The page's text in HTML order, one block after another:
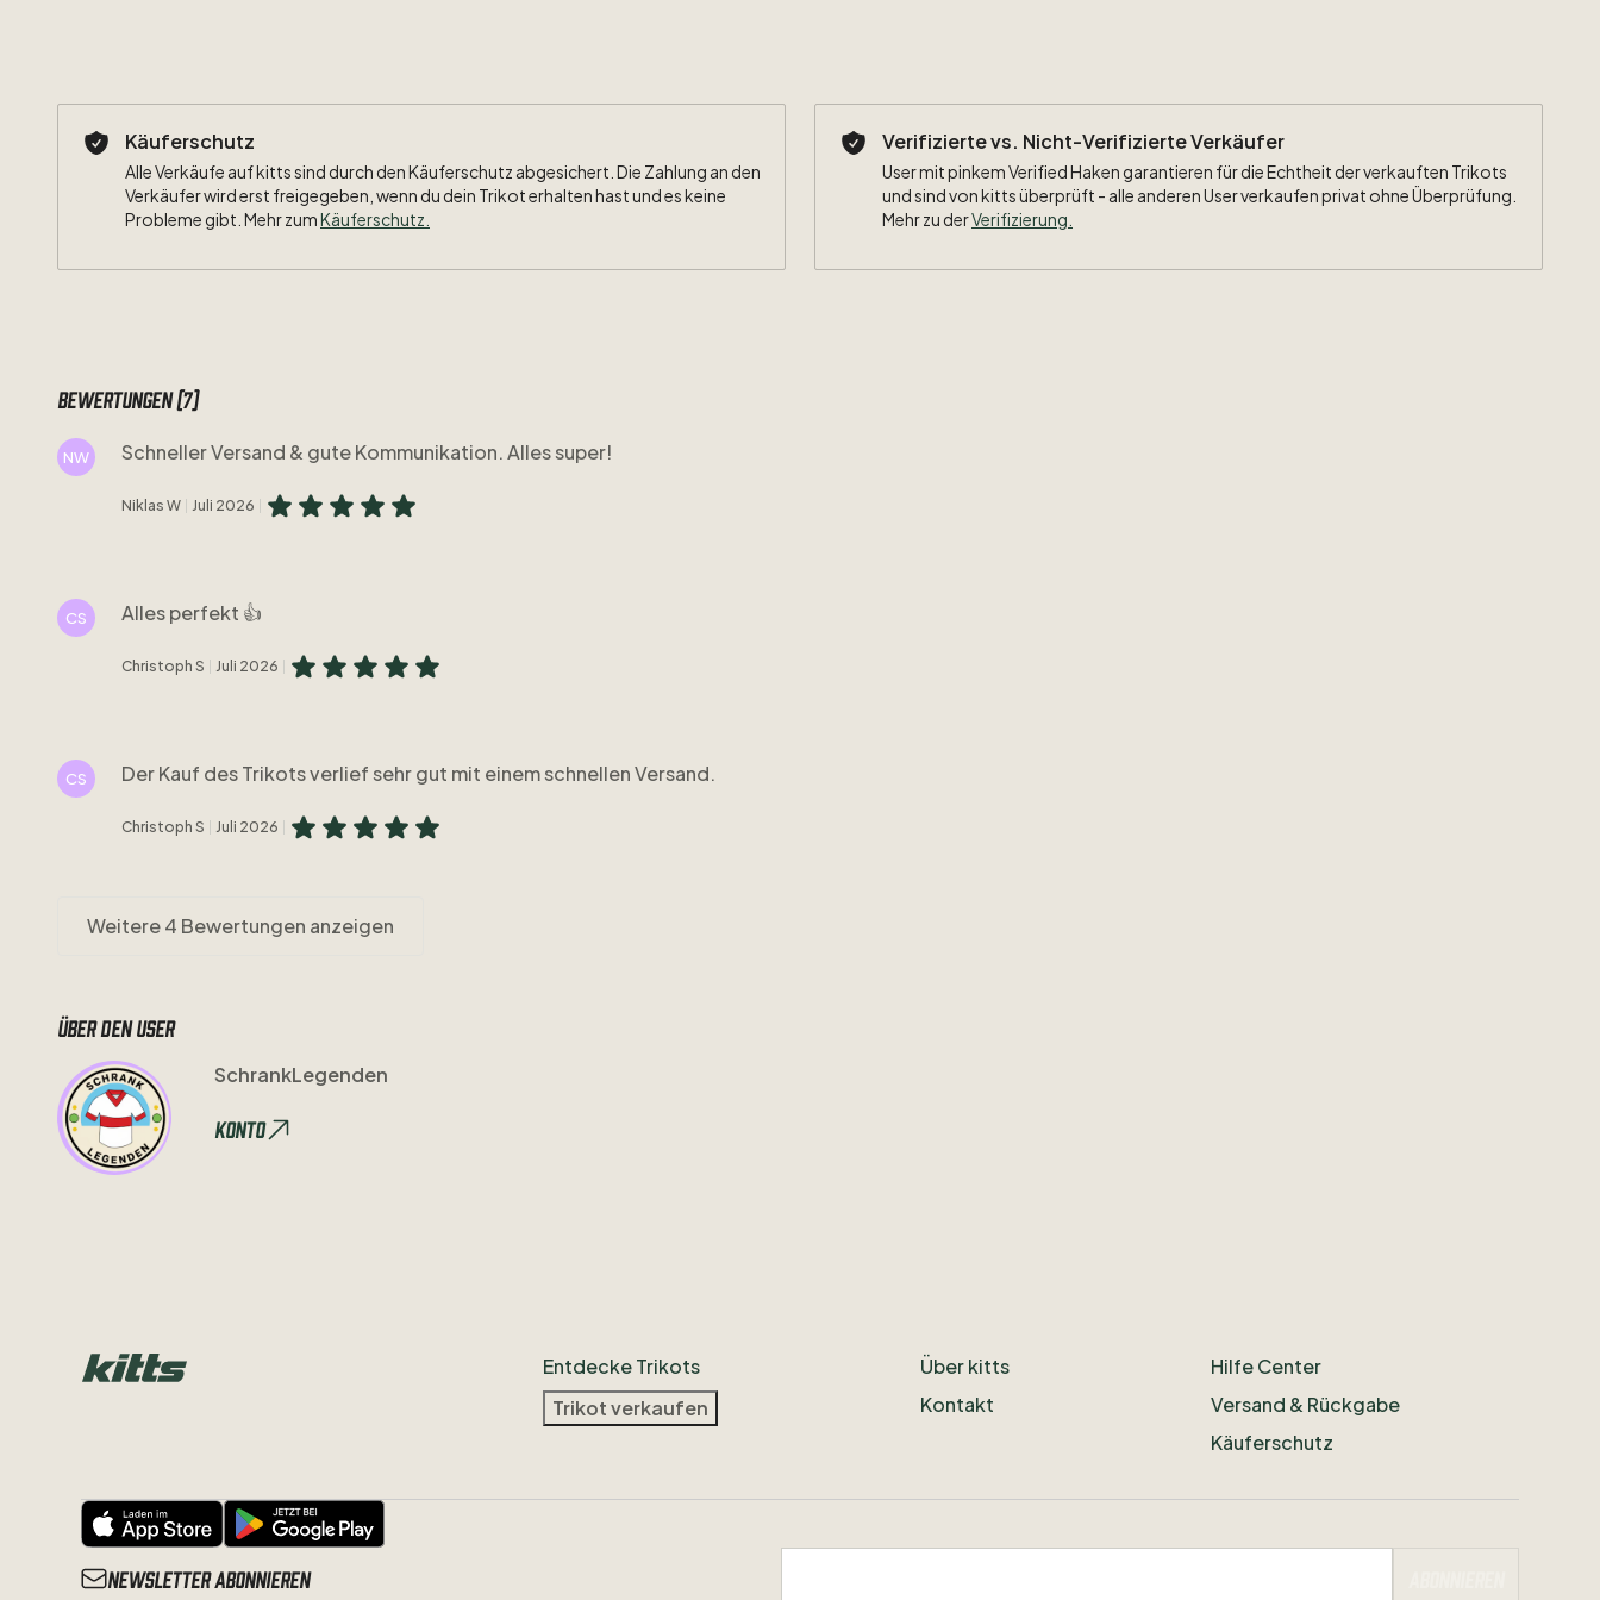
Käuferschutz
Alle Verkäufe auf kitts sind durch den Käuferschutz abgesichert. Die Zahlung an den
Verkäufer wird erst freigegeben, wenn du dein Trikot erhalten hast und es keine
Probleme gibt. Mehr zumKäuferschutz
Verifizierte vs. Nicht-Verifizierte Verkäufer
User mit pinkem Verified Haken garantieren für die Echtheit der verkauften Trikots
und sind von kitts überprüft - alle anderen User verkaufen privat ohne Überprüfung.
Mehr zu derVerifizierung.
Bewertungen (7)
NW Schneller Versand & gute Kommunikation. Alles super!
Niklas W Juli 2026
CS Alles perfekt 👍
Christoph S Juli 2026
CS Der Kauf des Trikots verlief sehr gut mit einem schnellen Versand.
Christoph S Juli 2026
Weitere 4 Bewertungen anzeigen
Über den user
SchrankLegenden
Konto
Entdecke Trikots
Trikot verkaufen
Über kitts
Kontakt
Hilfe Center
Versand & Rückgabe
Käuferschutz
Newsletter abonnieren